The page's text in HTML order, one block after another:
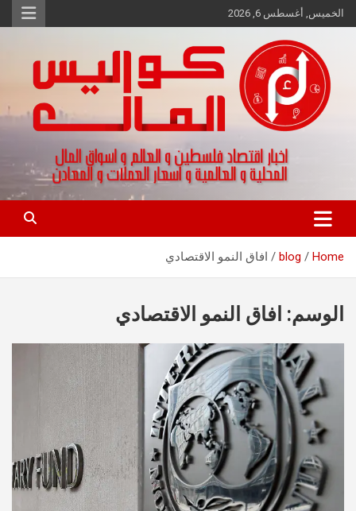
Skip
to
الخميس, أغسطس 6, 2026
كواليس المال
اخبار اقتصاد فلسطين و العالم و تقارير اسواق المال و العملات
Home
blog افاق النمو الاقتصادي
الوسم: افاق النمو الاقتصادي